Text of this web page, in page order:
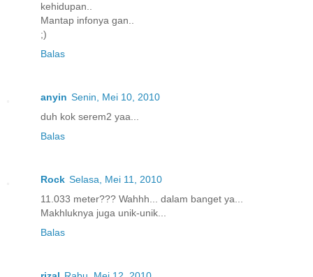
kehidupan..
Mantap infonya gan..
;)
Balas
anyin Senin, Mei 10, 2010
duh kok serem2 yaa...
Balas
Rock Selasa, Mei 11, 2010
11.033 meter??? Wahhh... dalam banget ya...
Makhluknya juga unik-unik...
Balas